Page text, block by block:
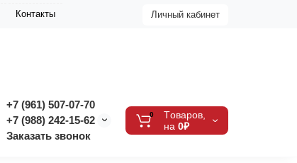
Контакты Личный кабинет
+7 (961) 507-07-70
+7 (988) 242-15-62
Заказать звонок
0
Tоваров,
на 0₽